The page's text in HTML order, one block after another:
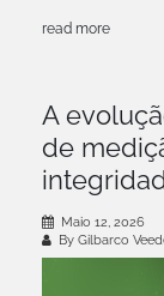
read more
A
de
Maio 12, 2026
By Gilbarco